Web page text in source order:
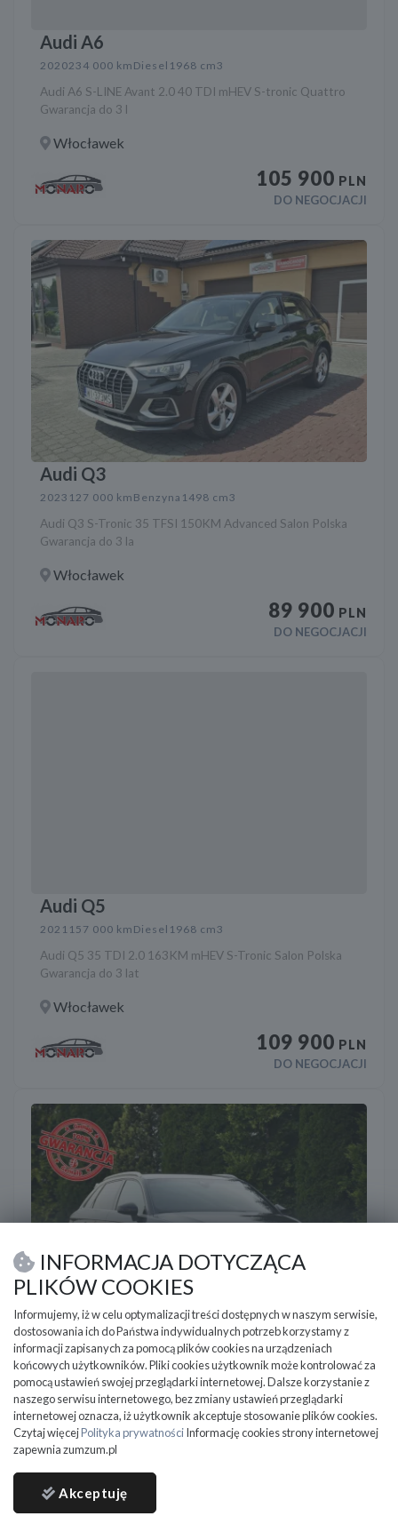
Audi A6
2020234 000 km Diesel 1968 cm3
Audi A6 S-LINE Avant 2.0 40 TDI mHEV S-tronic Quattro
Gwarancja do 3 l
Włocławek
105 900 PLN
DO NEGOCJACJI
Audi Q3
2023 127 000 km Benzyna 1498 cm3
Audi Q3 S-Tronic 35 TFSI 150KM Advanced Salon Polska
Gwarancja do 3 la
Włocławek
89 900 PLN
DO NEGOCJACJI
Audi Q5
2021 157 000 km Diesel 1968 cm3
Audi Q5 35 TDI 2.0 163KM mHEV S-Tronic Salon Polska
Gwarancja do 3 lat
Włocławek
109 900 PLN
DO NEGOCJACJI
Audi A3
2015214 219 kmDiesel1598 cm3
Audi A3 1.6TDI(110KM)*2xS-Line*Full
Led*RadarACC*Navi*Asys.Pasa*I Wł*A
Ostrów Mazowiecka
INFORMACJA DOTYCZĄCA
PLIKÓW COOKIES
Informujemy, iż w celu optymalizacji treści dostępnych w naszym serwisie,
dostosowania ich do Państwa indywidualnych potrzeb korzystamy z
informacji zapisanych za pomocą plików cookies na urządzeniach
końcowych użytkowników. Pliki cookies użytkownik może kontrolować za
pomocą ustawień swojej przeglądarki internetowej. Dalsze korzystanie z
naszego serwisu internetowego, bez zmiany ustawień przeglądarki
internetowej oznacza, iż użytkownik akceptuje stosowanie plików cookies.
Czytaj więcejPolityka prywatnościInformację cookies strony internetowej
zapewnia zumzum.pl
Akceptuję